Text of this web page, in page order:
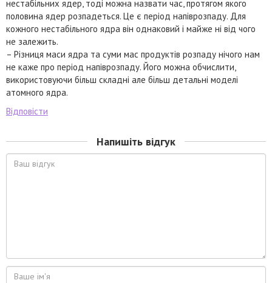
нестабільних ядер, тоді можна назвати час, протягом якого
половина ядер розпадеться. Це є період напіврозпаду. Для
кожного нестабільного ядра він однаковий і майже ні від чого
не залежить.
– Різниця маси ядра та суми мас продуктів розпаду нічого нам
не каже про період напіврозпаду. Його можна обчислити,
використовуючи більш складні але більш детальні моделі
атомного ядра.
Відповісти
Напишіть відгук